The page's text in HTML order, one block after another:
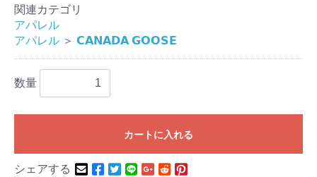
関連カテゴリ
アパレル
アパレル ＞ 𝗖𝗔𝗡𝗔𝗗𝗔 𝗚𝗢𝗢𝗦𝗘
数量
カートに入れる
シェアする